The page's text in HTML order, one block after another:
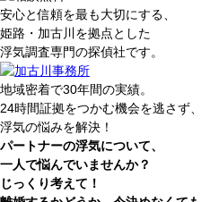
安心と信頼を最も大切にする、
姫路・加古川を拠点とした
浮気調査専門の探偵社です。
地域密着で30年間の実績。
24時間証拠をつかむ機会を逃さず、
浮気の悩みを解決！
パートナーの浮気について、
一人で悩んでいませんか？
じっくり考えて！